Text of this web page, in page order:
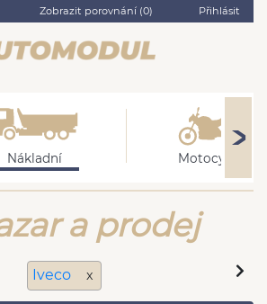
Zobrazit porovnání (0) Přihlásit
Nákladní Motocykly
a prodej
Iveco x